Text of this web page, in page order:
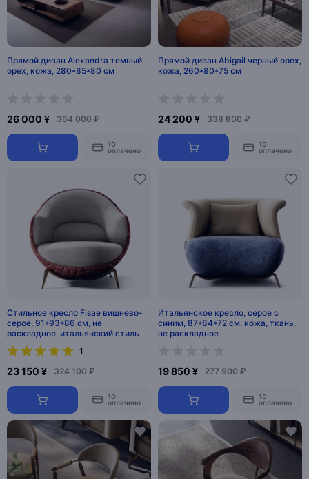
Прямой диван Alexandra темный
орех, кожа, 280*85*80 см
26 000 ¥ 364 000 ₽
10
оплачено
Прямой диван Abigail черный орех,
кожа, 260*80*75 см
24 200 ¥ 338 800 ₽
10
оплачено
Стильное кресло Fisae вишнево-
серое, 91*93*86 см, не
раскладное, итальянский стиль
1
23 150 ¥ 324 100 ₽
10
оплачено
Итальянское кресло, серое с
синим, 87*84*72 см, кожа, ткань,
не раскладное
19 850 ¥ 277 900 ₽
10
оплачено